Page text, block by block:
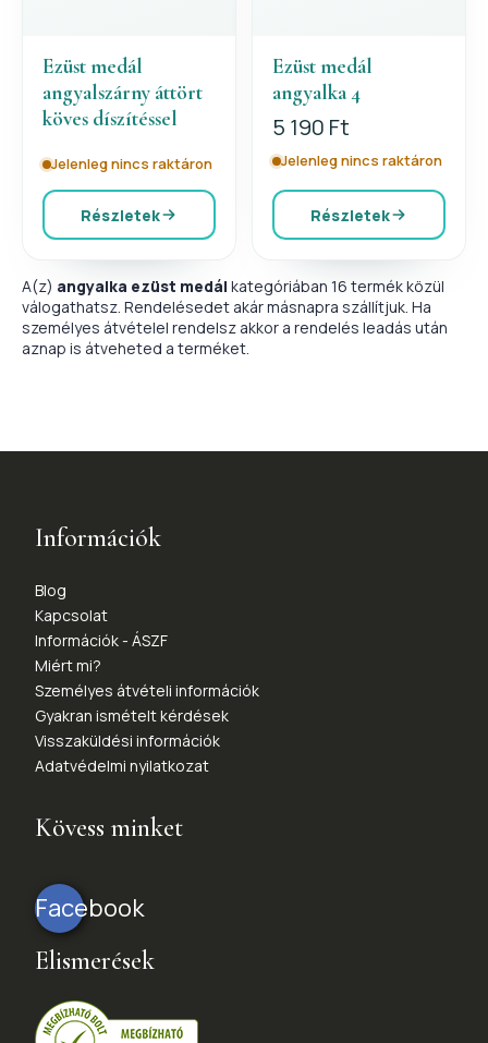
Ezüst medál
angyalszárny áttört
köves díszítéssel
Jelenleg nincs raktáron
Részletek
Ezüst medál
angyalka 4
5 190 Ft
Jelenleg nincs raktáron
Részletek
A(z) angyalka ezüst medál kategóriában 16 termék közül
válogathatsz. Rendelésedet akár másnapra szállítjuk. Ha
személyes átvételel rendelsz akkor a rendelés leadás után
aznap is átveheted a terméket.
Információk
Blog
Kapcsolat
Információk - ÁSZF
Miért mi?
Személyes átvételi információk
Gyakran ismételt kérdések
Visszaküldési információk
Adatvédelmi nyilatkozat
Kövess minket
Facebook
Elismerések